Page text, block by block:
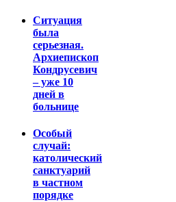
Ситуация
была
серьезная.
Архиепископ
Кондрусевич
– уже 10
дней в
больнице
Особый
случай:
католический
санктуарий
в частном
порядке